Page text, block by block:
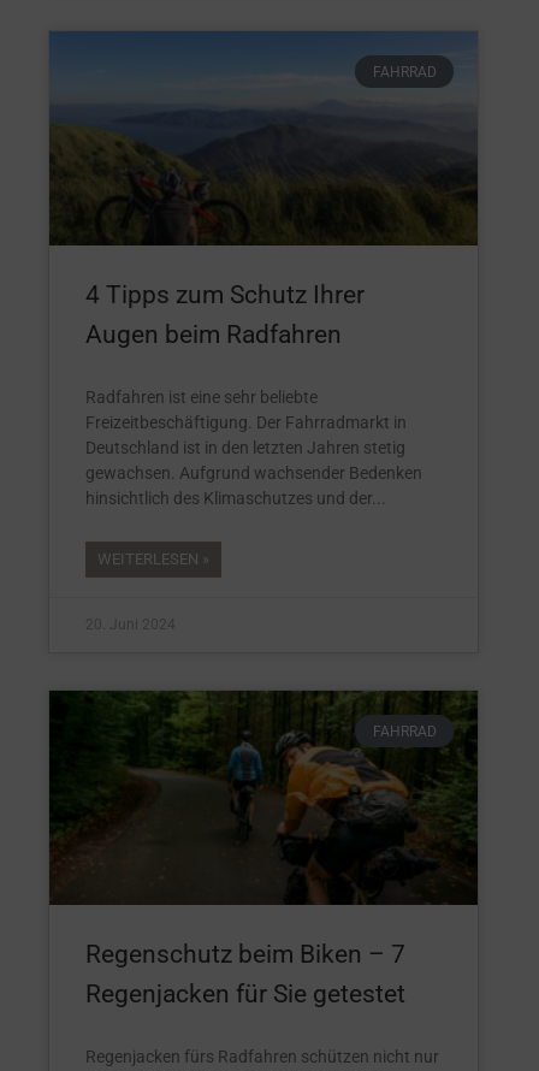
FAHRRAD
4 Tipps zum Schutz Ihrer
Augen beim Radfahren
Radfahren ist eine sehr beliebte
Freizeitbeschäftigung. Der Fahrradmarkt in
Deutschland ist in den letzten Jahren stetig
gewachsen. Aufgrund wachsender Bedenken
hinsichtlich des Klimaschutzes und der
WEITERLESEN »
20. Juni 2024
FAHRRAD
Regenschutz beim Biken – 7
Regenjacken für Sie getestet
Regenjacken fürs Radfahren schützen nicht nur